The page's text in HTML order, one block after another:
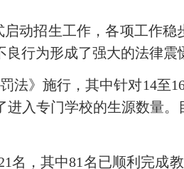
启动招生工作 ，各项工作稳
行为形成了强大的法律震
法》施行，其中针对14至
进入专门学校的生源数量。
名，其中81名已顺利完成